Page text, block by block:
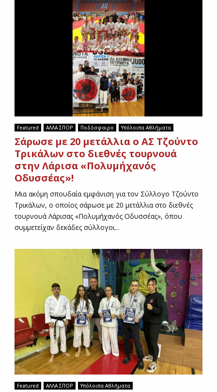
Featured ΑΛΛΑ ΣΠΟΡ Ποδόσφαιρο Υπόλοιπα Αθλήματα
Σάρωσε με 20 μετάλλια ο ΑΣ Τζούντο
Τρικάλων στο διεθνές τουρνουά
στην Λάρισα «Πολυμήχανός
Οδυσσέας»!
Μια ακόμη σπουδαία εμφάνιση για τον Σύλλογο Τζούντο
Τρικάλων, ο οποίος σάρωσε με 20 μετάλλια στο διεθνές
τουρνουά Λάρισας «Πολυμήχανός Οδυσσέας», όπου
συμμετείχαν δεκάδες σύλλογοι...
Featured ΑΛΛΑ ΣΠΟΡ Υπόλοιπα Αθλήματα